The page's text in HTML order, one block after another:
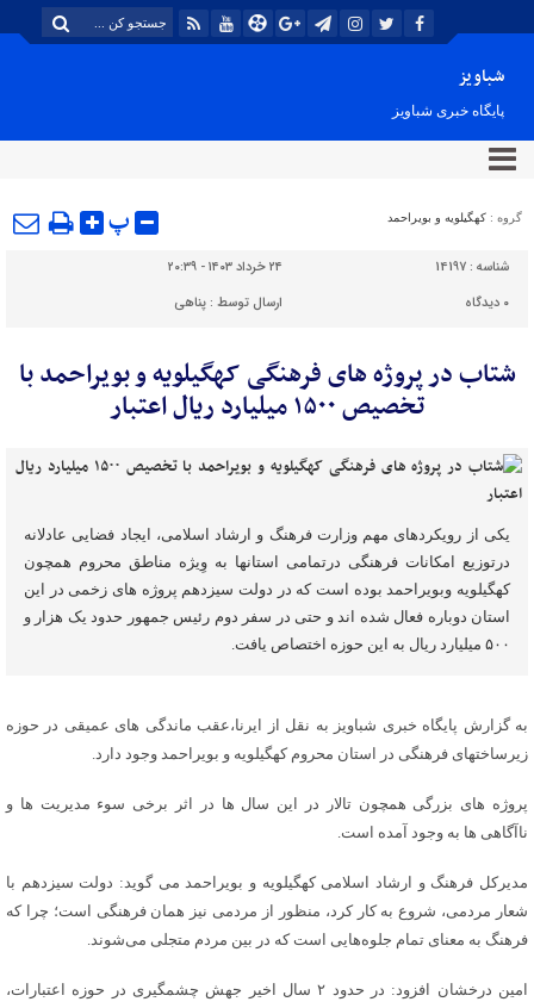
شباویز
پایگاه خبری شباویز
گروه : کهگیلویه و بویراحمد پ
شناسه : 14197
۲۴ خرداد ۱۴۰۳ - ۲۰:۳۹
۰ دیدگاه ارسال توسط :پناهی
شتاب در پروژه‌ های فرهنگی کهگیلویه و بویراحمد با
تخصیص ۱۵۰۰ میلیارد ریال اعتبار
یکی از رویکردهای مهم وزارت فرهنگ و ارشاد اسلامی، ایجاد فضایی عادلانه
درتوزیع امکانات فرهنگی درتمامی استانها به وِیژه مناطق محروم همچون
کهگیلویه وبویراحمد بوده است که در دولت سیزدهم پروژه های زخمی در این
استان دوباره فعال شده اند و حتی در سفر دوم رئیس جمهور حدود یک هزار و
۵۰۰ میلیارد ریال به این حوزه اختصاص یافت.
به گزارش پایگاه خبری شباویز به نقل از ایرنا،عقب ماندگی های عمیقی در حوزه
زیرساختهای فرهنگی در استان محروم کهگیلویه و بویراحمد وجود دارد.
پروژه های بزرگی همچون تالار در این سال ها در اثر برخی سوء مدیریت ها و
ناآگاهی ها به وجود آمده است.
مدیرکل فرهنگ و ارشاد اسلامی کهگیلویه و بویراحمد می گوید: دولت سیزدهم با
شعار مردمی، شروع به کار کرد، منظور از مردمی نیز همان فرهنگی است؛ چرا که
فرهنگ به معنای تمام جلوه‌هایی است که در بین مردم متجلی می‌شوند.
امین درخشان افزود: در حدود ۲ سال اخیر جهش چشمگیری در حوزه اعتبارات،